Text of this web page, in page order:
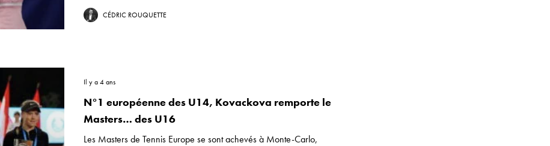
CÉDRIC ROUQUETTE
Il y a 4 ans
N°1 européenne des U14, Kovackova remporte le
Masters… des U16
Les Masters de Tennis Europe se sont achevés à Monte-Carlo,